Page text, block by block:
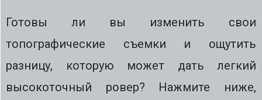
Готовы ли вы изменить свои
топографические съемки и ощутить
разницу, которую может дать легкий
высокоточный ровер? Нажмите ниже,